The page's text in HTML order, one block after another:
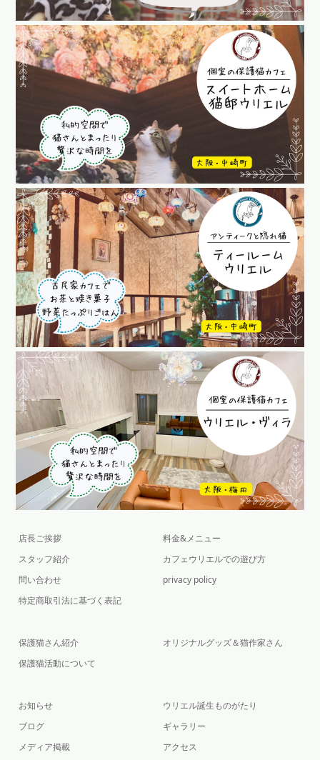
店長ご挨拶
スタッフ紹介
問い合わせ
特定商取引法に基づく表記
料金&メニュー
カフェウリエルでの遊び方
privacy policy
保護猫さん紹介
保護猫活動について
オリジナルグッズ＆猫作家さん
お知らせ
ブログ
メディア掲載
ウリエル誕生ものがたり
ギャラリー
アクセス